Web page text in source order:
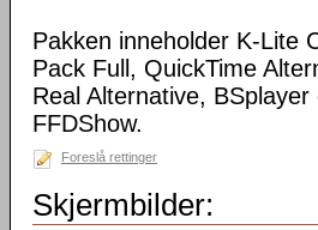
Pakken inneholder K-Lite
Pack Full, QuickTime
Real Alternative, BSplayer
FFDShow.
Foreslå rettinger
Skjermbilder: